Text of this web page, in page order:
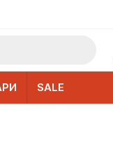
SALE